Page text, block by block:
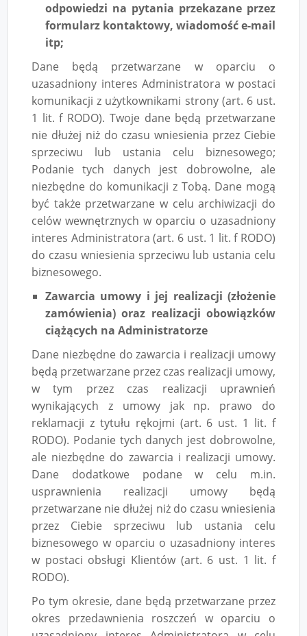
odpowiedzi na pytania przekazane przez
formularz kontaktowy, wiadomość e-mail
itp;
Dane będą przetwarzane w oparciu o
uzasadniony interes Administratora w postaci
komunikacji z użytkownikami strony (art. 6 ust.
1 lit. f RODO). Twoje dane będą przetwarzane
nie dłużej niż do czasu wniesienia przez Ciebie
sprzeciwu lub ustania celu biznesowego;
Podanie tych danych jest dobrowolne, ale
niezbędne do komunikacji z Tobą. Dane mogą
być także przetwarzane w celu archiwizacji do
celów wewnętrznych w oparciu o uzasadniony
interes Administratora (art. 6 ust. 1 lit. f RODO)
do czasu wniesienia sprzeciwu lub ustania celu
biznesowego.
Zawarcia umowy i jej realizacji (złożenie
zamówienia) oraz realizacji obowiązków
ciążących na Administratorze
Dane niezbędne do zawarcia i realizacji umowy
będą przetwarzane przez czas realizacji umowy,
w tym przez czas realizacji uprawnień
wynikających z umowy jak np. prawo do
reklamacji z tytułu rękojmi (art. 6 ust. 1 lit. f
RODO). Podanie tych danych jest dobrowolne,
ale niezbędne do zawarcia i realizacji umowy.
Dane dodatkowe podane w celu m.in.
usprawnienia realizacji umowy będą
przetwarzane nie dłużej niż do czasu wniesienia
przez Ciebie sprzeciwu lub ustania celu
biznesowego w oparciu o uzasadniony interes
w postaci obsługi Klientów (art. 6 ust. 1 lit. f
RODO).
Po tym okresie, dane będą przetwarzane przez
okres przedawnienia roszczeń w oparciu o